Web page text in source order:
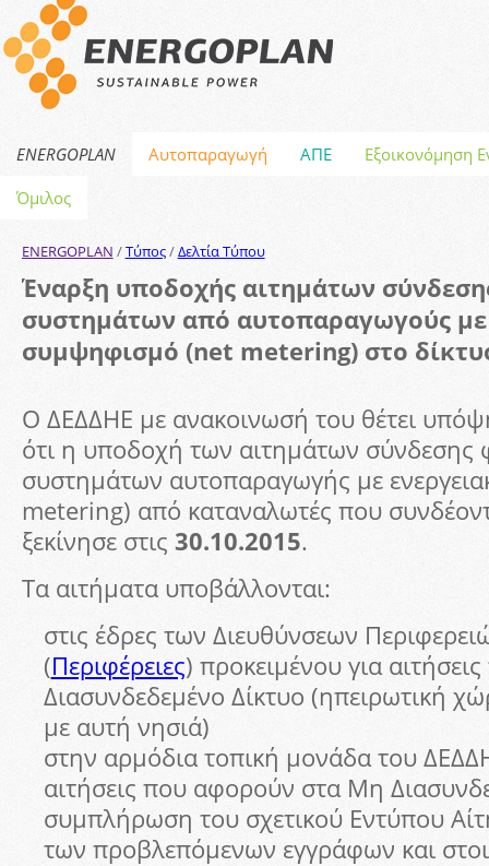
ENERGOPLAN Αυτοπαραγωγή ΑΠΕ
Εξοικονόμηση
Όμιλος
ENERGOPLAN /Τύπος/Δελτία Τύπου
Έναρξη υποδοχής αιτημάτων
συστημάτων από αυτοπαραγωγούς με
συμψηφισμό (net metering) στο
O ΔΕΔΔΗΕ με ανακοινωσή του θέτει
ότι η υποδοχή των αιτημάτων σύνδεσης
συστημάτων αυτοπαραγωγής με
metering) από καταναλωτές που
ξεκίνησε στις 30.10.2015.
Τα αιτήματα υποβάλλονται:
στις έδρες των Διευθύνσεων
(Περιφέρειες) προκειμένου για
Διασυνδεδεμένο Δίκτυο (ηπειρωτική
με αυτή νησιά)
στην αρμόδια τοπική μονάδα του
αιτήσεις που αφορούν στα Μη
συμπλήρωση του σχετικού Εντύπου
των προβλεπόμενων εγγράφων και